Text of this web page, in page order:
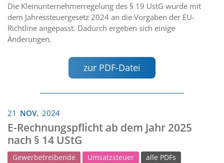
Die Kleinunternehmerregelung des § 19 UstG wurde mit
dem Jahressteuergesetz 2024 an die Vorgaben der EU-
Richtline angepasst. Dadurch ergeben sich einige
Änderungen.
zur PDF-Datei
21 NOV. 2024
E-Rechnungspflicht ab dem Jahr 2025
nach § 14 UStG
Gewerbetreibende Umsatzsteuer alle PDFs